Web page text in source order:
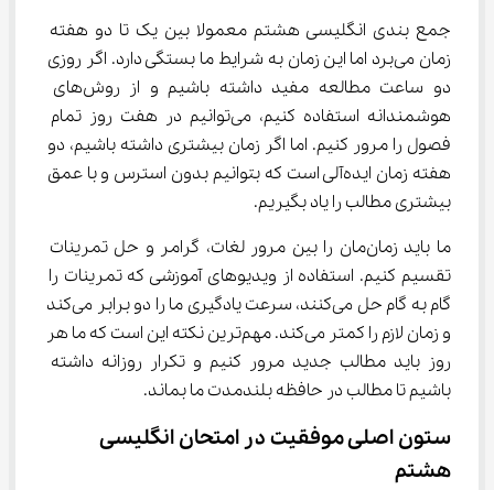
جمع بندی انگلیسی هشتم معمولا بین یک تا دو هفته
زمان می‌برد اما این زمان به شرایط ما بستگی دارد. اگر روزی
دو ساعت مطالعه مفید داشته باشیم و از روش‌های
هوشمندانه استفاده کنیم، می‌توانیم در هفت روز تمام
فصول را مرور کنیم. اما اگر زمان بیشتری داشته باشیم، دو
هفته زمان ایده‌آلی است که بتوانیم بدون استرس و با عمق
بیشتری مطالب را یاد بگیریم.
ما باید زمان‌مان را بین مرور لغات، گرامر و حل تمرینات
تقسیم کنیم. استفاده از ویدیوهای آموزشی که تمرینات را
گام به گام حل می‌کنند، سرعت یادگیری ما را دو برابر می‌کند
و زمان لازم را کمتر می‌کند. مهم‌ترین نکته این است که ما هر
روز باید مطالب جدید مرور کنیم و تکرار روزانه داشته
باشیم تا مطالب در حافظه بلندمدت ما بماند.
ستون اصلی موفقیت در امتحان انگلیسی
هشتم